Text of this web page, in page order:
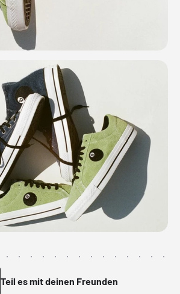
Teil es mit deinen Freunden